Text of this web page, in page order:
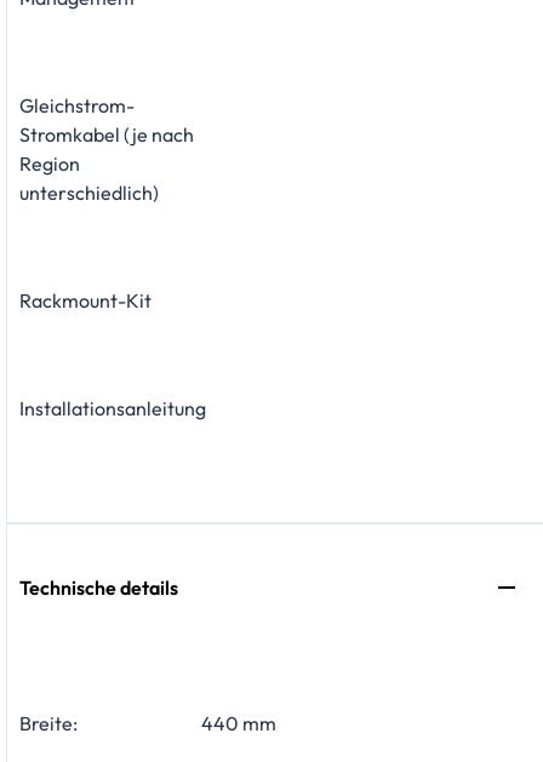
Gleichstrom-
Stromkabel (je nach
Region
unterschiedlich)
Rackmount-Kit
Installationsanleitung
Technische details
Breite: 440 mm